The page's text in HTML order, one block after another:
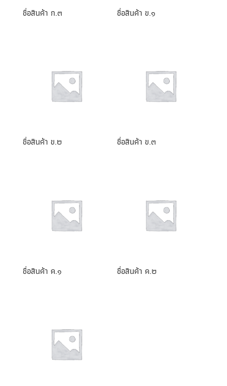
ชื่อสินค้า ก.๓ ชื่อสินค้า ข.๑
ชื่อสินค้า ข.๒ ชื่อสินค้า ข.๓
ชื่อสินค้า ค.๑ ชื่อสินค้า ค.๒